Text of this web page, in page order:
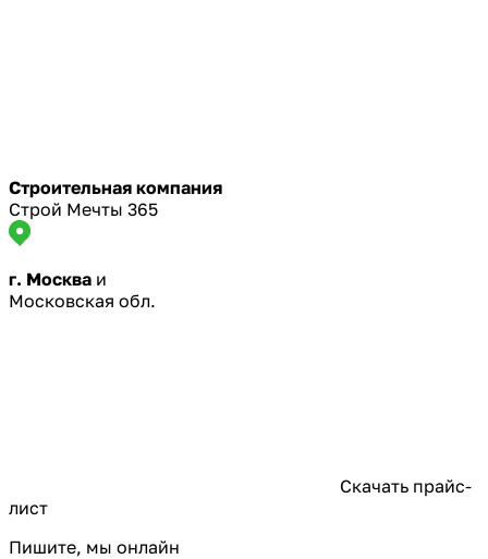
Строительная компания
Строй Мечты 365
г. Москва и
Московская обл.
Скачать прайс-
лист
Пишите, мы онлайн